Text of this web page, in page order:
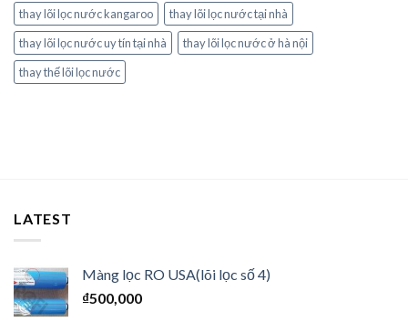
thay lõi lọc nước kangaroo
thay lõi lọc nước tại nhà
thay lõi lọc nước uy tín tại nhà
thay lõi lọc nước ở hà nội
thay thế lõi lọc nước
LATEST
Màng lọc RO USA(lõi lọc số 4)
₫500,000